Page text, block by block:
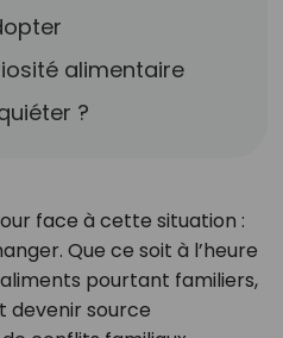
alimentaire
?
face à cette situation :
Que ce soit à l’heure
pourtant familiers,
devenir source